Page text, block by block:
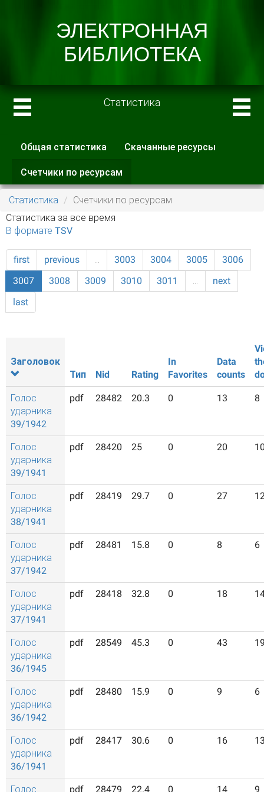
Статистика
Главные вкладки
Общая статистика Скачанные ресурсы
Счетчики по ресурсам
вкладка)
Статистика
Счетчики по ресурсам
Статистика за все время
В формате TSV
first previous … 3003 3004 3005
3006
3007
3008 3009 3010 3011 …
next
last
Заголовок
Тип
Nid Rating
In
Favorites
Data
counts
Голос
ударника
39/1942
pdf 28482 20.3 0 13 8
Голос
ударника
39/1941
pdf 28420 25 0 20
Голос
ударника
38/1941
pdf 28419 29.7 0 27
Голос
ударника
37/1942
pdf 28481 15.8 0 8 6
Голос
ударника
37/1941
pdf 28418 32.8 0 18
Голос
ударника
36/1945
pdf 28549 45.3 0 43
Голос
ударника
36/1942
pdf 28480 15.9 0 9 6
Голос
ударника
36/1941
pdf 28417 30.6 0 16
Голос pdf 28479 22.4 0 14 9